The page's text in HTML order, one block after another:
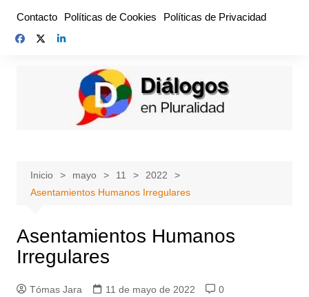
contenido
Contacto Políticas de Cookies Políticas de Privacidad
Inicio mayo 11
2022
Asentamientos Humanos Irregulares
Asentamientos Humanos
Irregulares
Tómas Jara 11 de mayo de 2022
0